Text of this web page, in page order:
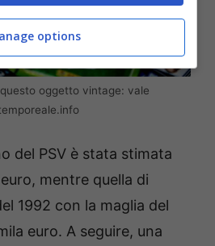
oggetto vintage: vale
del PSV è stata stimata
mentre quella di
1992 con la maglia del
euro. A seguire, una
options